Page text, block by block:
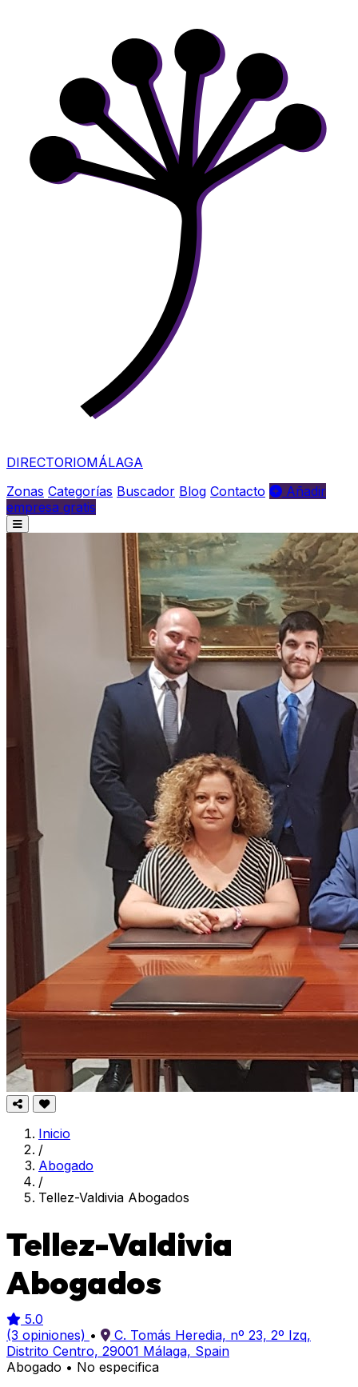
DIRECTORIOMÁLAGA
Zonas Categorías Buscador Blog Contacto
Añadir
empresa gratis
Inicio
/
Abogado
/
Tellez-Valdivia Abogados
Tellez-Valdivia
Abogados
5.0
(3 opiniones) •
C. Tomás Heredia, nº 23, 2º Izq,
Distrito Centro, 29001 Málaga, Spain
Abogado • No especifica